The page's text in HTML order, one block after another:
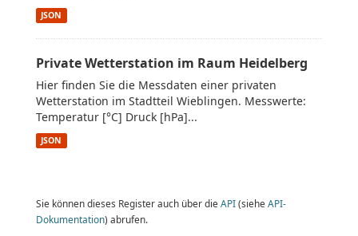
JSON
Private Wetterstation im Raum Heidelberg
Hier finden Sie die Messdaten einer privaten
Wetterstation im Stadtteil Wieblingen. Messwerte:
Temperatur [°C] Druck [hPa]...
JSON
Sie können dieses Register auch über die API(siehe API-
Dokumentation) abrufen.